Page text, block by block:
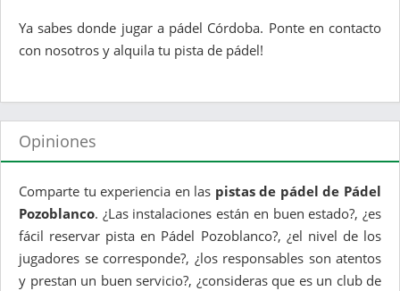
Ya sabes donde jugar a pádel Córdoba. Ponte en contacto
con nosotros y alquila tu pista de pádel!
Opiniones
Comparte tu experiencia en las pistas de pádel de Pádel
Pozoblanco. ¿Las instalaciones están en buen estado?, ¿es
fácil reservar pista en Pádel Pozoblanco?, ¿el nivel de los
jugadores se corresponde?, ¿los responsables son atentos
y prestan un buen servicio?, ¿consideras que es un club de